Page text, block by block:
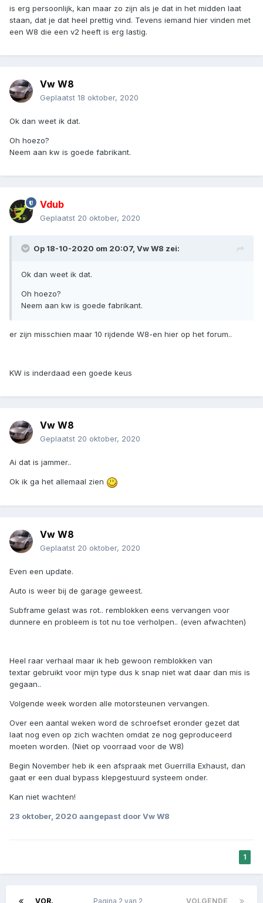
is erg persoonlijk, kan maar zo zijn als je dat in het midden laat
staan, dat je dat heel prettig vind. Tevens iemand hier vinden met
een W8 die een v2 heeft is erg lastig.
Vw W8
Geplaatst 18 oktober, 2020
Ok dan weet ik dat.
Oh hoezo?
Neem aan kw is goede fabrikant.
Vdub
Geplaatst 20 oktober, 2020
Op 18-10-2020 om 20:07, Vw W8 zei:
Ok dan weet ik dat.
Oh hoezo?
Neem aan kw is goede fabrikant.
er zijn misschien maar 10 rijdende W8-en hier op het forum..
KW is inderdaad een goede keus
Vw W8
Geplaatst 20 oktober, 2020
Ai dat is jammer..
Ok ik ga het allemaal zien
Vw W8
Geplaatst 20 oktober, 2020
Even een update.
Auto is weer bij de garage geweest.
Subframe gelast was rot.. remblokken eens vervangen voor
dunnere en probleem is tot nu toe verholpen.. (even afwachten)
Heel raar verhaal maar ik heb gewoon remblokken van
textar gebruikt voor mijn type dus k snap niet wat daar dan mis is
gegaan..
Volgende week worden alle motorsteunen vervangen.
Over een aantal weken word de schroefset eronder gezet dat
laat nog even op zich wachten omdat ze nog geproduceerd
moeten worden. (Niet op voorraad voor de W8)
Begin November heb ik een afspraak met Guerrilla Exhaust, dan
gaat er een dual bypass klepgestuurd systeem onder.
Kan niet wachten!
23 oktober, 2020 aangepast door Vw W8
1
VOR. VOLGENDE
Pagina 2 van 2